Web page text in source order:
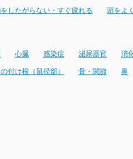
したがらない・すぐ疲れる 頭をよ
心臓 感染症 泌尿器官 消
付け根（鼠径部） 骨・関節 鼻